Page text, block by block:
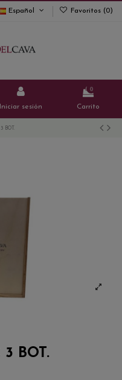
Español Favoritos (0)
Iniciar sesión
0
Carrito
BOT.
3 BOT.